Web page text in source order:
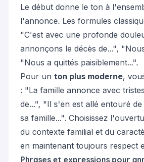
Le début donne le ton à
l'annonce. Les formules
"C'est avec une profonde
annonçons le décès de...",
"Nous a quittés paisiblement...".
Pour un ton plus moderne,
: "La famille annonce avec
de...", "Il s'en est allé entouré
sa famille...". Choisissez
du contexte familial et du
en maintenant toujours respect
Phrases et expressions pour